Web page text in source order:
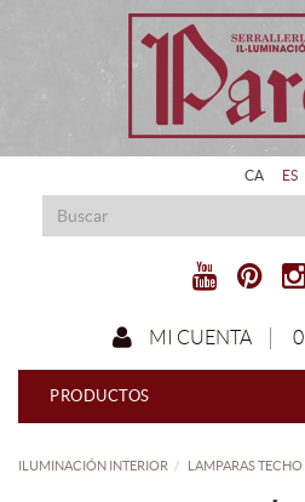
CA ES
MI CUENTA 0
PRODUCTOS
ILUMINACIÓN INTERIOR LAMPARAS TECHO